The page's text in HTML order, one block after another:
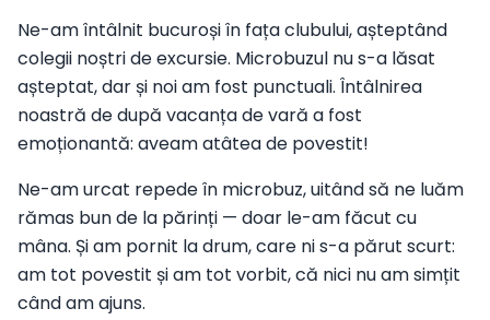
Ne-am întâlnit bucuroși în fața clubului, așteptând
colegii noștri de excursie. Microbuzul nu s-a lăsat
așteptat, dar și noi am fost punctuali. Întâlnirea
noastră de după vacanța de vară a fost
emoționantă: aveam atâtea de povestit!
Ne-am urcat repede în microbuz, uitând să ne luăm
rămas bun de la părinți — doar le-am făcut cu
mâna. Și am pornit la drum, care ni s-a părut scurt:
am tot povestit și am tot vorbit, că nici nu am simțit
când am ajuns.